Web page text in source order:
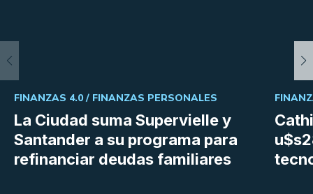
La Ciudad suma Supervielle y
Santander a su programa para
refinanciar deudas familiares
FINANZAS 4.0 / FINANZAS PERSONALES